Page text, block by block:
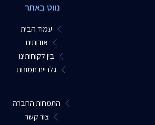
נווט באתר
עמוד הבית
אודותינו
בין לקוחותינו
גלריית תמונות
התמחות החברה
צור קשר